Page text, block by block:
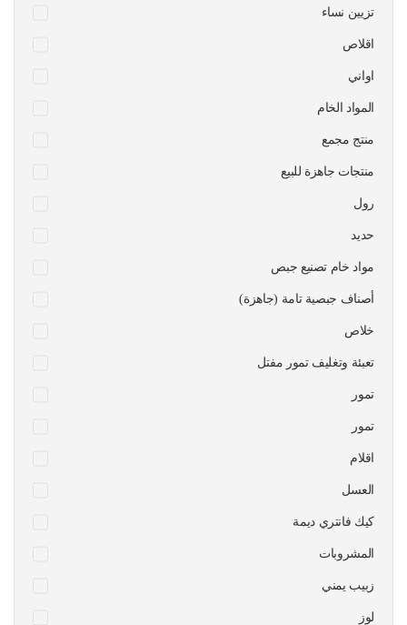
تزيين نساء
اقلاص
اواني
المواد الخام
منتج مجمع
منتجات جاهزة للبيع
رول
حديد
مواد خام تصنيع جبص
أصناف جبصية تامة (جاهزة)
خلاص
تعبئة وتغليف تمور مفتل
تمور
تمور
اقلام
العسل
كيك فانتري ديمة
المشروبات
زبيب يمني
لوز